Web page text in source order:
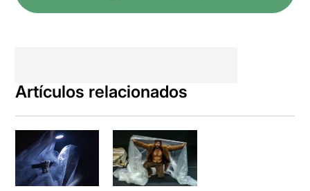
Artículos relacionados